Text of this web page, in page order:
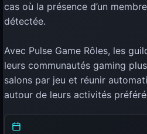
cas où la présence d’un
détectée.
Avec Pulse Game Rôles, les
leurs communautés gaming
salons par jeu et réunir
autour de leurs activités